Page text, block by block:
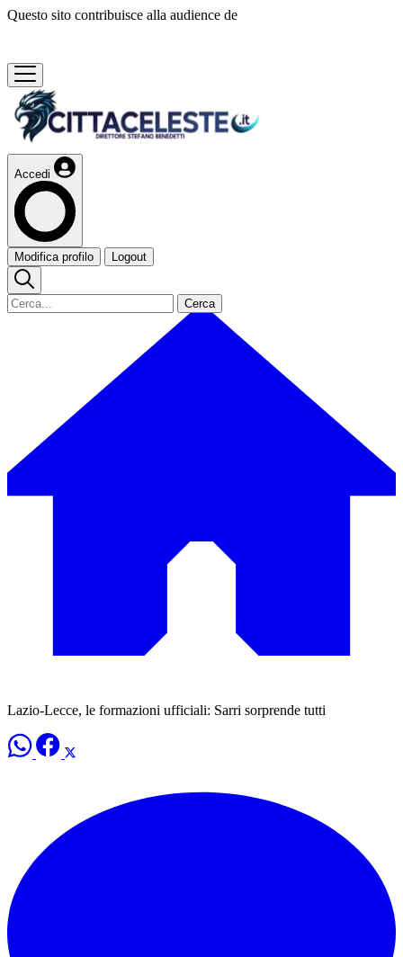
Questo sito contribuisce alla audience de
Accedi
Modifica profilo Logout
Cerca
Lazio-Lecce, le formazioni ufficiali: Sarri sorprende tutti